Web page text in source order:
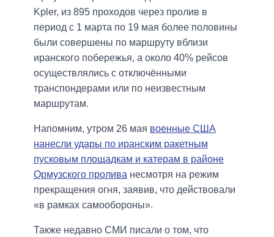
Kpler, из 895 проходов через пролив в
период с 1 марта по 19 мая более половины
были совершены по маршруту вблизи
иранского побережья, а около 40% рейсов
осуществлялись с отключёнными
транспондерами или по неизвестным
маршрутам.
Напомним, утром 26 мая военные США
нанесли удары по иранским ракетным
пусковым площадкам и катерам в районе
Ормузского пролива несмотря на режим
прекращения огня, заявив, что действовали
«в рамках самообороны».
Также недавно СМИ писали о том, что